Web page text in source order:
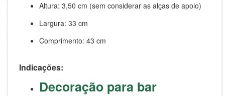
Altura: 3,50 cm (sem considerar as alças de apoio)
Largura: 33 cm
Comprimento: 43 cm
Indicações:
Decoração para bar